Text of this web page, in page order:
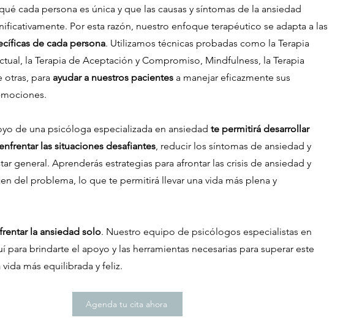
cada persona es única y que las causas y síntomas de la ansiedad
Por esta razón, nuestro enfoque terapéutico se adapta a las
de cada persona. Utilizamos técnicas probadas como la Terapia
la Terapia de Aceptación y Compromiso, Mindfulness, la Terapia
otras, para ayudar a nuestros pacientes a manejar eficazmente sus
de una psicóloga especializada en ansiedad te permitirá desarrollar
las situaciones desafiantes, reducir los síntomas de ansiedad y
general. Aprenderás estrategias para afrontar las crisis de ansiedad y
del problema, lo que te permitirá llevar una vida más plena y
la ansiedad solo. Nuestro equipo de psicólogos especialistas en
para brindarte el apoyo y las herramientas necesarias para superar este
vida más equilibrada y feliz.
Agenda tu cita ahora